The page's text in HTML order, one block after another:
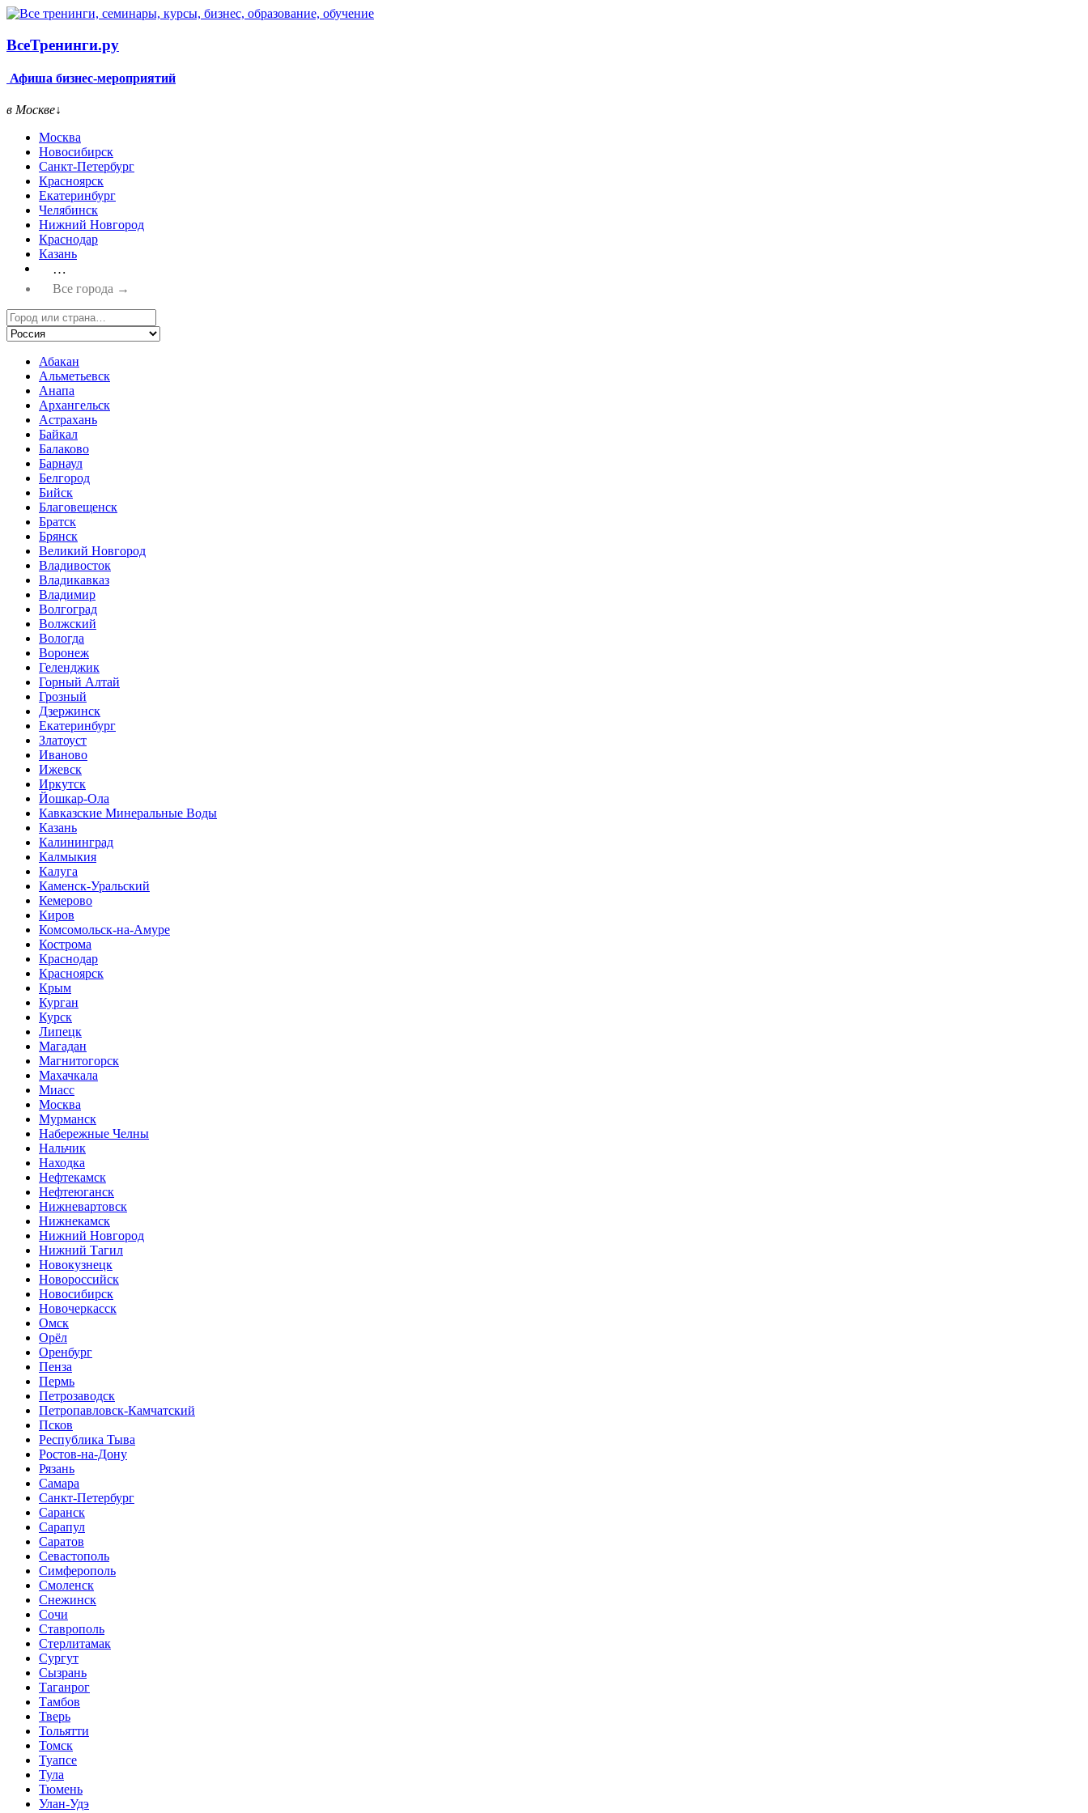
ВсеТренинги.ру
Афиша бизнес-мероприятий
в Москве↓
Москва
Новосибирск
Санкт-Петербург
Красноярск
Екатеринбург
Челябинск
Нижний Новгород
Краснодар
Казань
…
Все города →
Абакан
Альметьевск
Анапа
Архангельск
Астрахань
Байкал
Балаково
Барнаул
Белгород
Бийск
Благовещенск
Братск
Брянск
Великий Новгород
Владивосток
Владикавказ
Владимир
Волгоград
Волжский
Вологда
Воронеж
Геленджик
Горный Алтай
Грозный
Дзержинск
Екатеринбург
Златоуст
Иваново
Ижевск
Иркутск
Йошкар-Ола
Кавказские Минеральные Воды
Казань
Калининград
Калмыкия
Калуга
Каменск-Уральский
Кемерово
Киров
Комсомольск-на-Амуре
Кострома
Краснодар
Красноярск
Крым
Курган
Курск
Липецк
Магадан
Магнитогорск
Махачкала
Миасс
Москва
Мурманск
Набережные Челны
Нальчик
Находка
Нефтекамск
Нефтеюганск
Нижневартовск
Нижнекамск
Нижний Новгород
Нижний Тагил
Новокузнецк
Новороссийск
Новосибирск
Новочеркасск
Омск
Орёл
Оренбург
Пенза
Пермь
Петрозаводск
Петропавловск-Камчатский
Псков
Республика Тыва
Ростов-на-Дону
Рязань
Самара
Санкт-Петербург
Саранск
Сарапул
Саратов
Севастополь
Симферополь
Смоленск
Снежинск
Сочи
Ставрополь
Стерлитамак
Сургут
Сызрань
Таганрог
Тамбов
Тверь
Тольятти
Томск
Туапсе
Тула
Тюмень
Улан-Удэ